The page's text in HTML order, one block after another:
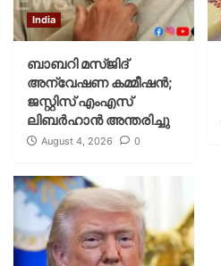
India
ബാബറി മസ്ജിദ്
അന്വേഷണ കമ്മീഷന്‍;
ജസ്റ്റിസ് എംഎസ്
ലിബര്‍ഹാന്‍ അന്തരിച്ചു
August 4, 2026 0